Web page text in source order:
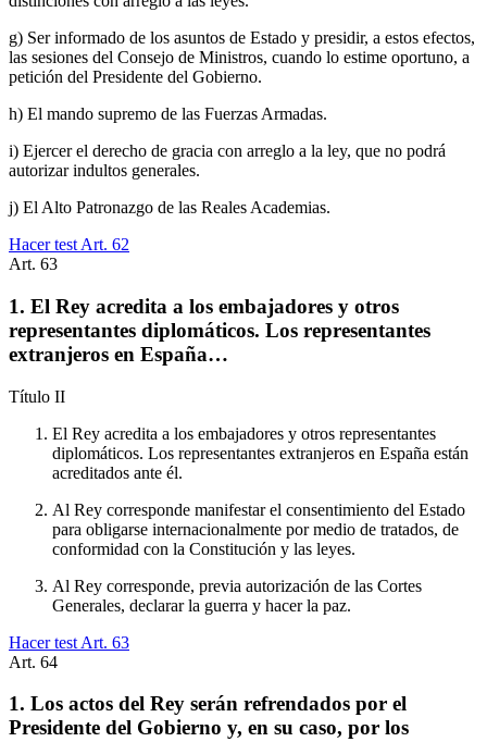
g) Ser informado de los asuntos de Estado y presidir, a estos efectos,
las sesiones del Consejo de Ministros, cuando lo estime oportuno, a
petición del Presidente del Gobierno.
h) El mando supremo de las Fuerzas Armadas.
i) Ejercer el derecho de gracia con arreglo a la ley, que no podrá
autorizar indultos generales.
j) El Alto Patronazgo de las Reales Academias.
Hacer test Art. 62
Art. 63
1. El Rey acredita a los embajadores y otros
representantes diplomáticos. Los representantes
extranjeros en España…
Título II
El Rey acredita a los embajadores y otros representantes
diplomáticos. Los representantes extranjeros en España están
acreditados ante él.
Al Rey corresponde manifestar el consentimiento del Estado
para obligarse internacionalmente por medio de tratados, de
conformidad con la Constitución y las leyes.
Al Rey corresponde, previa autorización de las Cortes
Generales, declarar la guerra y hacer la paz.
Hacer test Art. 63
Art. 64
1. Los actos del Rey serán refrendados por el
Presidente del Gobierno y, en su caso, por los